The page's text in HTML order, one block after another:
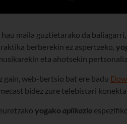
maila guztietarako da
berberekin ez aspertzeko,
eta ahotsekin
web-bertsio bat ere badu
bidez zure telebistari
yogako aplikazio